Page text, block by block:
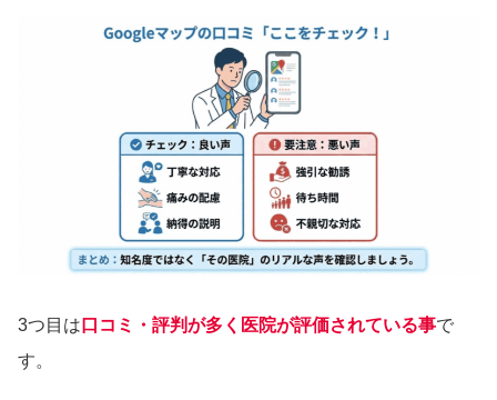
3つ目は 口コミ・評判が多く医院が評価されている事で
す。